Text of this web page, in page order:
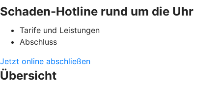
Schaden-Hotline rund um die Uhr
Tarife und Leistungen
Abschluss
Jetzt online abschließen
Übersicht